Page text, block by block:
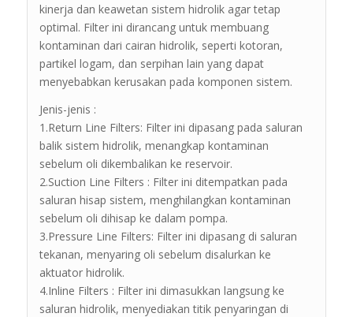
kinerja dan keawetan sistem hidrolik agar tetap
optimal. Filter ini dirancang untuk membuang
kontaminan dari cairan hidrolik, seperti kotoran,
partikel logam, dan serpihan lain yang dapat
menyebabkan kerusakan pada komponen sistem.
Jenis-jenis :
1.Return Line Filters: Filter ini dipasang pada saluran
balik sistem hidrolik, menangkap kontaminan
sebelum oli dikembalikan ke reservoir.
2.Suction Line Filters : Filter ini ditempatkan pada
saluran hisap sistem, menghilangkan kontaminan
sebelum oli dihisap ke dalam pompa.
3.Pressure Line Filters: Filter ini dipasang di saluran
tekanan, menyaring oli sebelum disalurkan ke
aktuator hidrolik.
4.Inline Filters : Filter ini dimasukkan langsung ke
saluran hidrolik, menyediakan titik penyaringan di